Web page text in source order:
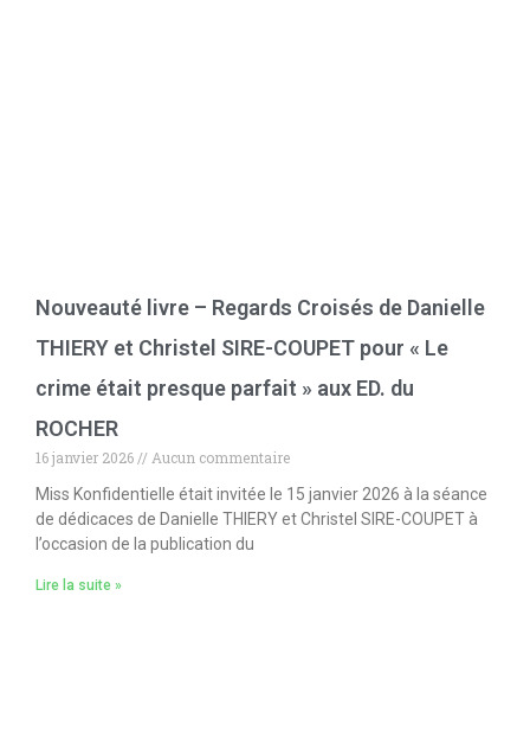
Nouveauté livre – Regards Croisés de Danielle
THIERY et Christel SIRE-COUPET pour « Le
crime était presque parfait » aux ED. du
ROCHER
16 janvier 2026
Aucun commentaire
Miss Konfidentielle était invitée le 15 janvier 2026 à la séance
de dédicaces de Danielle THIERY et Christel SIRE-COUPET à
l’occasion de la publication du
Lire la suite »